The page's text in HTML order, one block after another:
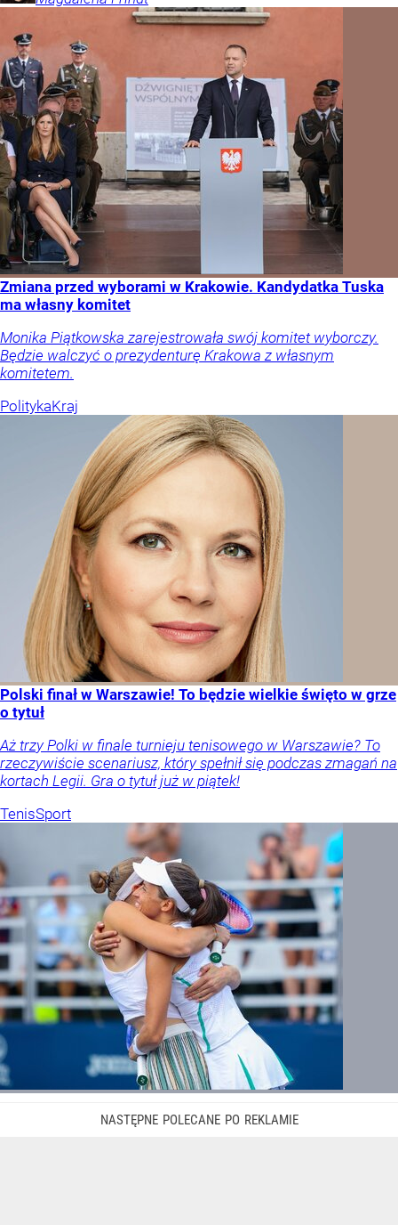
Zmiana przed wyborami w Krakowie. Kandydatka Tuska
ma własny komitet
Monika Piątkowska zarejestrowała swój komitet wyborczy.
Będzie walczyć o prezydenturę Krakowa z własnym
komitetem.
PolitykaKraj
Polski finał w Warszawie! To będzie wielkie święto w grze
o tytuł
Aż trzy Polki w finale turnieju tenisowego w Warszawie? To
rzeczywiście scenariusz, który spełnił się podczas zmagań na
kortach Legii. Gra o tytuł już w piątek!
TenisSport